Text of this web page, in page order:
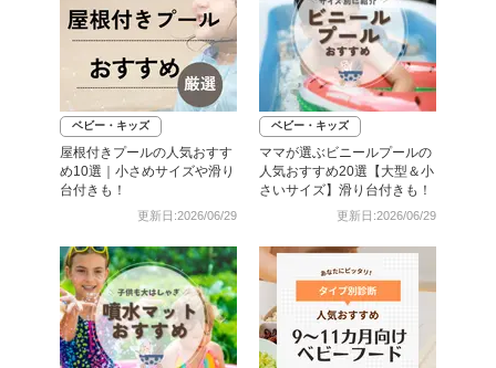
ベビー・キッズ
屋根付きプールの人気おすす
め10選｜小さめサイズや滑り
台付きも！
更新日:2026/06/29
ベビー・キッズ
ママが選ぶビニールプールの
人気おすすめ20選【大型＆小
さいサイズ】滑り台付きも！
更新日:2026/06/29